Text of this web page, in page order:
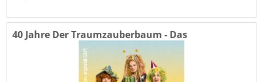
40 Jahre Der Traumzauberbaum - Das
Geburtstagsfest